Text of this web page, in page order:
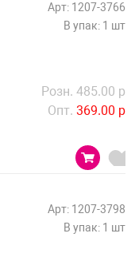
Арт: 1207-3766
В упак: 1 шт
Розн. 485.00 р
Опт. 369.00 р
Арт: 1207-3798
В упак: 1 шт